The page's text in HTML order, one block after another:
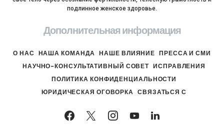
подлинное женское здоровье.
Дополнительная информация
О НАС НАША КОМАНДА НАШЕ ВЛИЯНИЕ
ПРЕССА И СМИ
НАУЧНО-КОНСУЛЬТАТИВНЫЙ СОВЕТ ИСПРАВЛЕНИЯ
ПОЛИТИКА КОНФИДЕНЦИАЛЬНОСТИ
ЮРИДИЧЕСКАЯ ОГОВОРКА
СВЯЗАТЬСЯ С